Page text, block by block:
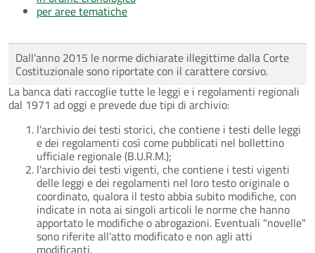
per aree tematiche
Dall'anno 2015 le norme dichiarate illegittime dalla Corte
Costituzionale sono riportate con il carattere corsivo.
La banca dati raccoglie tutte le leggi e i regolamenti regionali
dal 1971 ad oggi e prevede due tipi di archivio:
l'archivio dei testi storici, che contiene i testi delle leggi
e dei regolamenti così come pubblicati nel bollettino
ufficiale regionale (B.U.R.M.);
l'archivio dei testi vigenti, che contiene i testi vigenti
delle leggi e dei regolamenti nel loro testo originale o
coordinato, qualora il testo abbia subito modifiche, con
indicate in nota ai singoli articoli le norme che hanno
apportato le modifiche o abrogazioni. Eventuali "novelle"
sono riferite all'atto modificato e non agli atti
modificanti.